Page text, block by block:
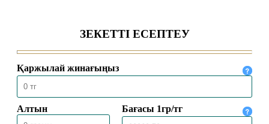
03.07.2026 1025
НЕКЕ – САЛАУАТТЫ ӨМІР ШАРТЫ